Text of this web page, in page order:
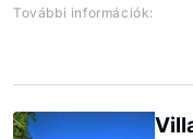
További információk: